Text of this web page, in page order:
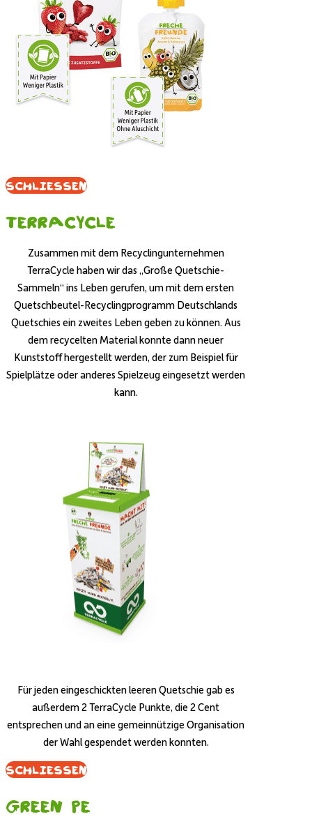
Schliessen
Terracycle
Zusammen mit dem Recyclingunternehmen
TerraCycle haben wir das „Große Quetschie-
Sammeln“ ins Leben gerufen, um mit dem ersten
Quetschbeutel-Recyclingprogramm Deutschlands
Quetschies ein zweites Leben geben zu können. Aus
dem recycelten Material konnte dann neuer
Kunststoff hergestellt werden, der zum Beispiel für
Spielplätze oder anderes Spielzeug eingesetzt werden
kann.
Für jeden eingeschickten leeren Quetschie gab es
außerdem 2 TerraCycle Punkte, die 2 Cent
entsprechen und an eine gemeinnützige Organisation
der Wahl gespendet werden konnten.
Schliessen
Green PE